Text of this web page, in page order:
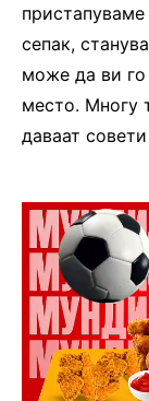
сепак,
може да ви го
место. Многу
даваат